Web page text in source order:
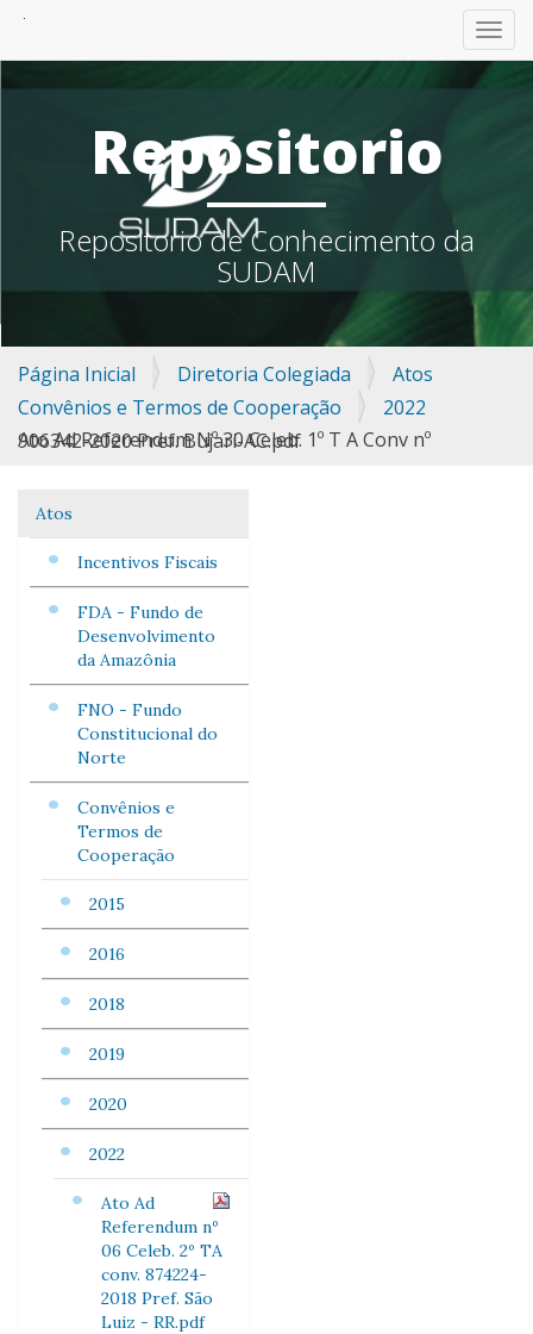
Repositorio
Repositorio de Conhecimento da
SUDAM
Página Inicial Diretoria Colegiada
Atos
Convênios e Termos de Cooperação
2022
Ato Ad Referendum Nº 30 Celeb. 1º T A Conv nº 906342-2020 Pref. Bujari-AC.pdf
Navegação
Atos
Incentivos Fiscais
FDA - Fundo de
Desenvolvimento
da Amazônia
FNO - Fundo
Constitucional do
Norte
Convênios e
Termos de
Cooperação
2015
2016
2018
2019
2020
2022
Ato Ad
Referendum nº
06 Celeb. 2º TA
conv. 874224-
2018 Pref. São
Luiz - RR.pdf